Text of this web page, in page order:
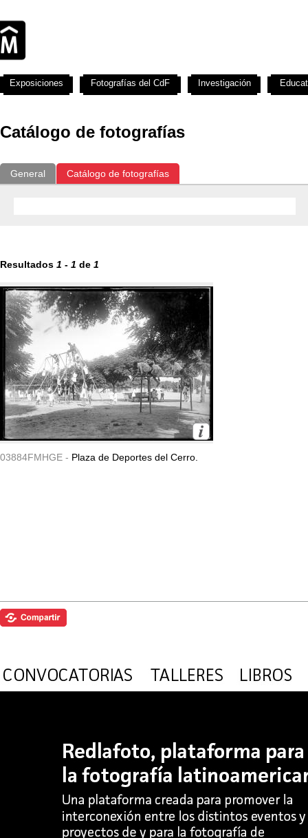
Catálogo de fotografías
General Catálogo de fotografías
Resultados 1 - 1 de 1
03884FMHGE - Plaza de Deportes del Cerro.
Exposiciones Fotografías del CdF Investigación